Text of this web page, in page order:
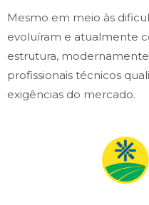
Mesmo em meio às
evoluíram e atualmente
estrutura,
profissionais técnicos
exigências do mercado.